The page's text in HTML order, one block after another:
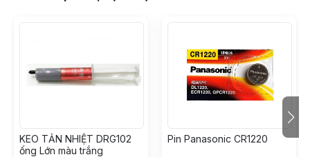
KEO TẢN NHIỆT DRG102
ống Lớn màu trắng
Pin Panasonic CR1220